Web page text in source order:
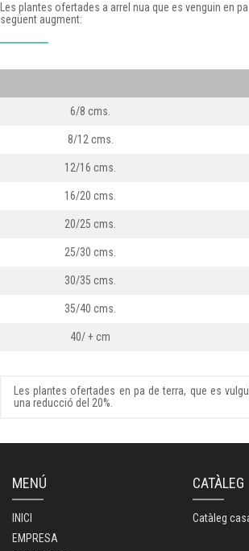
Les plantes ofertades a arrel nua que es venguin en
següent augment:
6/8 cms.
8/12 cms.
12/16 cms.
16/20 cms.
20/25 cms.
25/30 cms.
30/35 cms.
35/40 cms.
40/ + cm
Les plantes ofertades en pa de terra, que es
una reducció del 20%.
MENÚ
INICI
EMPRESA
CATÀLEG
Catàleg